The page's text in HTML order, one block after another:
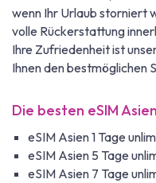
wenn Ihr Urlaub storniert
volle Rückerstattung
Ihre Zufriedenheit ist
Ihnen den bestmöglichen
Die besten eSIM
eSIM Asien 1 Tage
eSIM Asien 5 Tage
eSIM Asien 7 Tage